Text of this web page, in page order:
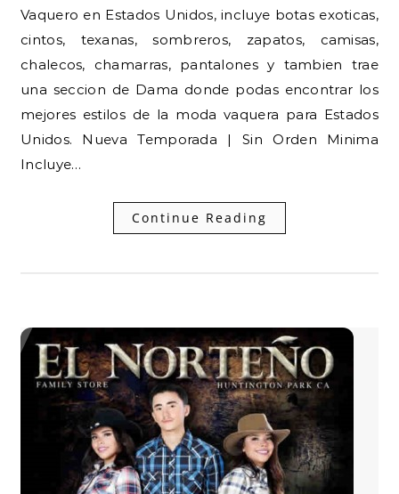
Vaquero en Estados Unidos, incluye botas exoticas,
cintos, texanas, sombreros, zapatos, camisas,
chalecos, chamarras, pantalones y tambien trae
una seccion de Dama donde podas encontrar los
mejores estilos de la moda vaquera para Estados
Unidos. Nueva Temporada | Sin Orden Minima
Incluye…
Continue Reading